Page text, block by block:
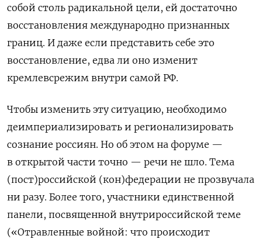
собой столь радикальной цели, ей достаточно
восстановления международно признанных
границ. И даже если представить себе это
восстановление, едва ли оно изменит
кремлевсрежим внутри самой РФ.
Чтобы изменить эту ситуацию, необходимо
деимпериализировать и регионализировать
сознание россиян. Но об этом на форуме —
в открытой части точно — речи не шло. Тема
(пост)российской (кон)федерации не прозвучала
ни разу. Более того, участники единственной
панели, посвященной внутрироссийской теме
(«Отравленные войной: что происходит